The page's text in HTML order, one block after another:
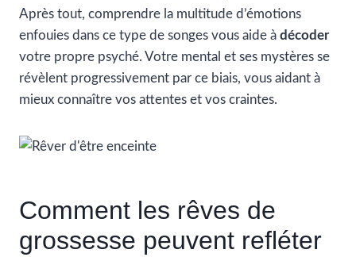
Après tout, comprendre la multitude d’émotions
enfouies dans ce type de songes vous aide à décoder
votre propre psyché. Votre mental et ses mystères se
révèlent progressivement par ce biais, vous aidant à
mieux connaître vos attentes et vos craintes.
Comment les rêves de
grossesse peuvent refléter